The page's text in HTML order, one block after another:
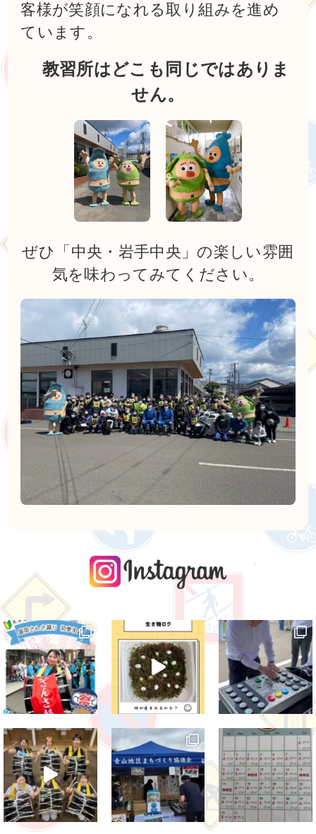
客様が笑顔になれる取り組みを進め
ています。
教習所はどこも同じではありま
せん。
ぜひ「中央・岩手中央」の楽しい雰囲
気を味わってみてください。